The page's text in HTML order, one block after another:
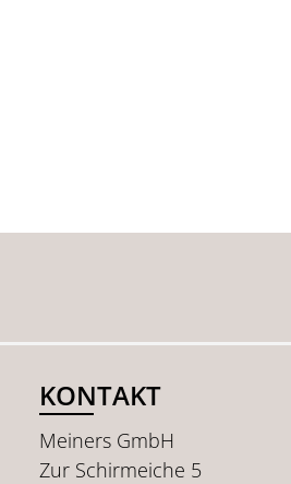
KONTAKT
Meiners GmbH
Zur Schirmeiche 5